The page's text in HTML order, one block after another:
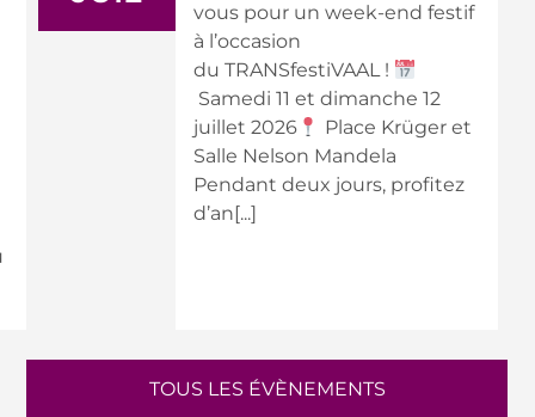
vous pour un week-end festif
à l’occasion
du TRANSfestiVAAL !
Samedi 11 et dimanche 12
juillet 2026
Place Krüger et
Salle Nelson Mandela
Pendant deux jours, profitez
d’an[...]
TOUS LES ÉVÈNEMENTS